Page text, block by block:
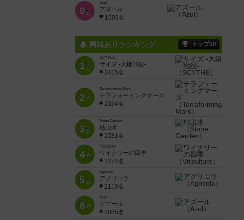
9位
Azul
アズール
1903名
興味ありランキング トップ50
1位
SCYTHE
サイズ -大鎌戦役-
2415名
2位
Terraforming Mars
テラフォーミングマーズ
2394名
3位
Stone Garden
枯山水
2281名
4位
Viticulture
ワイナリーの四季
2272名
5位
Agricola
アグリコラ
2119名
6位
Azul
アズール
2035名